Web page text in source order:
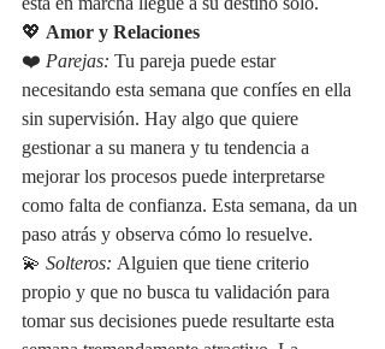
💖 Amor y Relaciones
❤️ Parejas: Tu pareja puede estar
necesitando esta semana que confíes en ella
sin supervisión. Hay algo que quiere
gestionar a su manera y tu tendencia a
mejorar los procesos puede interpretarse
como falta de confianza. Esta semana, da un
paso atrás y observa cómo lo resuelve.
💫 Solteros: Alguien que tiene criterio
propio y que no busca tu validación para
tomar sus decisiones puede resultarte esta